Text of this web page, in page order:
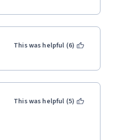
This was helpful (6)
This was helpful (5)